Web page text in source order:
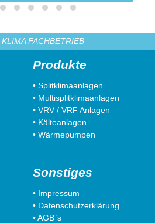
FACHBETRIEB
Produkte
• Splitklimaanlagen
• Multisplitklimaanlagen
• VRV / VRF Anlagen
• Kälteanlagen
• Wärmepumpen
Sonstiges
• Impressum
• Datenschutzerklärung
• AGB`s